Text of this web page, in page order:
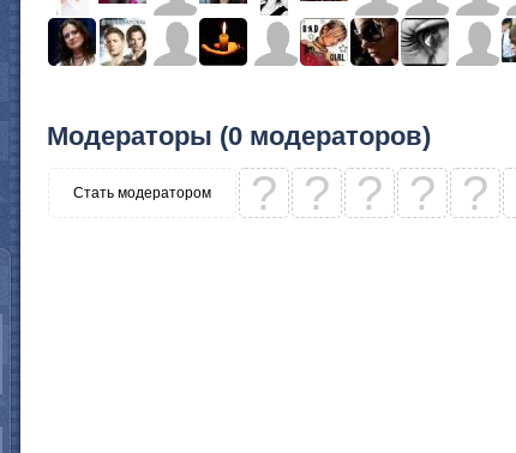
Модераторы (0 модераторов)
Стать модератором ? ? ? ? ?